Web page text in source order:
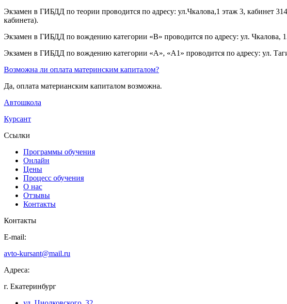
Экзамен в ГИБДД по теории проводится по адресу: ул.Чкалова,1 этаж 3, кабинет
кабинета).
Экзамен в ГИБДД по вождению категории «B» проводится по адресу: ул.
Экзамен в ГИБДД по вождению категории «A», «A1» проводится по адресу: ул.
Возможна ли оплата материнским капиталом?
Да, оплата материанским капиталом возможна.
Автошкола
Курсант
Ссылки
Программы обучения
Онлайн
Цены
Процесс обучения
О нас
Отзывы
Контакты
Контакты
E-mail:
avto-kursant@mail.ru
Адреса:
г. Екатеринбург